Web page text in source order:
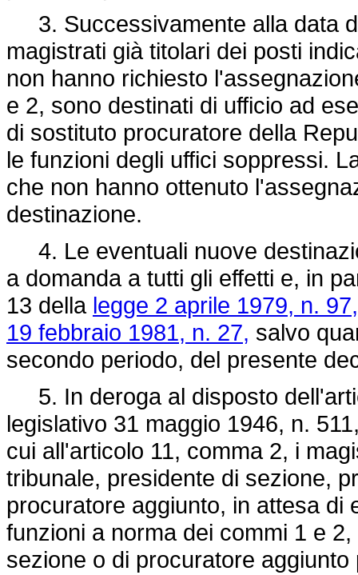
3. Successivamente alla data
magistrati già titolari dei posti
non hanno richiesto
e 2, sono destinati di ufficio ad
di sostituto procuratore della
le funzioni degli uffici soppressi.
che non hanno ottenuto
destinazione.
4. Le eventuali nuove
a domanda a tutti gli effetti e, in
13 della legge 2 aprile 1979, n. 97,
19 febbraio 1981, n. 27, salvo
secondo periodo, del presente
5. In deroga al disposto
legislativo 31 maggio 1946, n.
cui all'articolo 11, comma 2, i
tribunale, presidente di sezione,
procuratore aggiunto, in attesa di
funzioni a norma dei commi 1 e
sezione o di procuratore